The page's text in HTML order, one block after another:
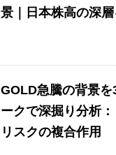
景｜日本株高の深
GOLD急騰の背景を
ークで深掘り分析
リスクの複合作用